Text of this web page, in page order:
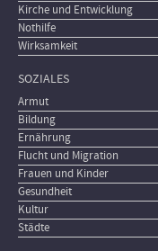
Kirche und Entwicklung
Nothilfe
Wirksamkeit
SOZIALES
Armut
Bildung
Ernährung
Flucht und Migration
Frauen und Kinder
Gesundheit
Kultur
Städte